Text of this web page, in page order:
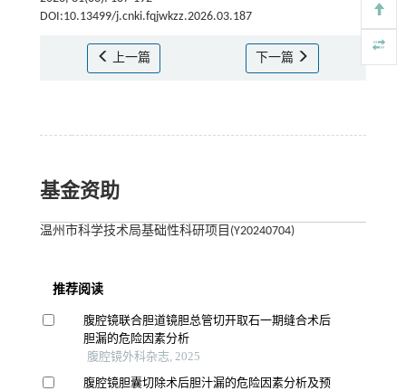
DOI:10.13499/j.cnki.fqjwkzz.2026.03.187
上一篇 下一篇
基金资助
温州市科学技术局基础性科研项目(Y20240704)